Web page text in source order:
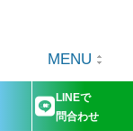
MENU
LINEで
問合わせ